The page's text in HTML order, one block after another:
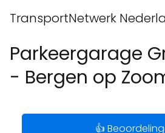
TransportNetwerk
Parkeergarage
- Bergen op
👍